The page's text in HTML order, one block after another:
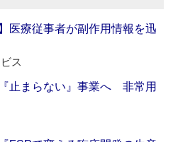
医療従事者が副作用情報を迅
ス
止まらない』事業へ 非常用